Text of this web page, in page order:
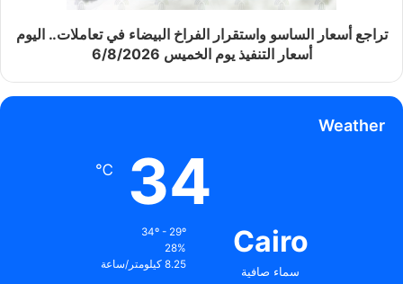
تراجع أسعار الساسو واستقرار الفراخ البيضاء في تعاملات.. اليوم
أسعار التنفيذ يوم الخميس 6/8/2026
Weather
Cairo
سماء صافية
34
℃
34º - 29º
28%
8.25 كيلومتر/ساعة